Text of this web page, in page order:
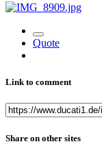
Quote
Link to comment
Share on other sites